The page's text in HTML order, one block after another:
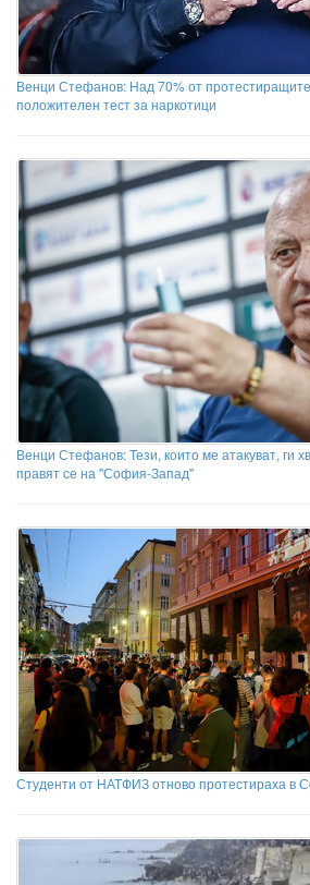
Венци Стефанов: Над 70% от
положителен тест за наркотици
Венци Стефанов: Тези, които ме атакуват, ги
правят се на "София-Запад"
Студенти от НАТФИЗ отново протестираха в